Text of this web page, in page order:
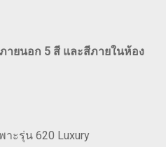
ายนอก 5 สี และสีภายในห้อง
ะรุ่น 620 Luxury